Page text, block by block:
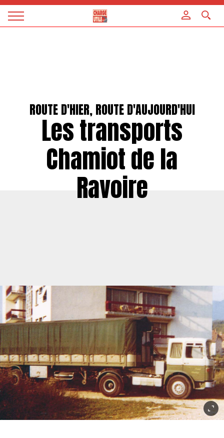
Magazine
ROUTE D'HIER, ROUTE D'AUJOURD'HUI
Les transports
Chamiot de la
Ravoire
Panneau de gestion des cookies